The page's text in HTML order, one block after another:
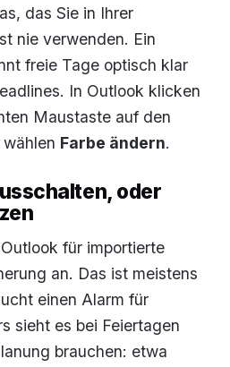
das Sie in Ihrer
nie verwenden. Ein
freie Tage optisch klar
In Outlook klicken
Maustaste auf den
Farbe ändern.
oder
für importierte
an. Das ist meistens
einen Alarm für
sieht es bei Feiertagen
brauchen: etwa